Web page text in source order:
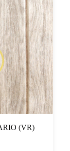
(VR)